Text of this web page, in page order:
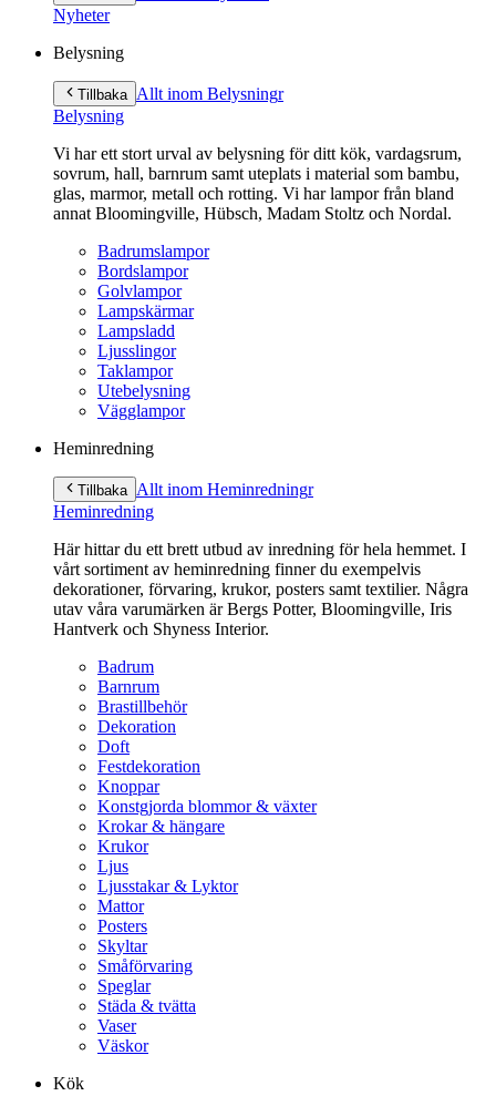
innehållNyheter
Belysning
Tillbaka Allt inom Belysningr
Belysning
Vi har ett stort urval av belysning för ditt kök, vardagsrum,
sovrum, hall, barnrum samt uteplats i material som bambu,
glas, marmor, metall och rotting. Vi har lampor från bland
annat Bloomingville, Hübsch, Madam Stoltz och Nordal.
Badrumslampor
Bordslampor
Golvlampor
Lampskärmar
Lampsladd
Ljusslingor
Taklampor
Utebelysning
Vägglampor
Heminredning
Tillbaka Allt inom Heminredningr
Heminredning
Här hittar du ett brett utbud av inredning för hela hemmet. I
vårt sortiment av heminredning finner du exempelvis
dekorationer, förvaring, krukor, posters samt textilier. Några
utav våra varumärken är Bergs Potter, Bloomingville, Iris
Hantverk och Shyness Interior.
Badrum
Barnrum
Brastillbehör
Dekoration
Doft
Festdekoration
Knoppar
Konstgjorda blommor & växter
Krokar & hängare
Krukor
Ljus
Ljusstakar & Lyktor
Mattor
Posters
Skyltar
Småförvaring
Speglar
Städa & tvätta
Vaser
Väskor
Kök